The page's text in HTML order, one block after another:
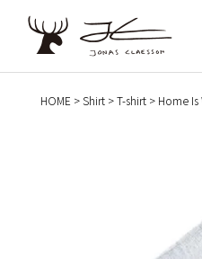
HOME Shirt T-shirt Home Is